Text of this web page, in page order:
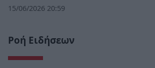
15/06/2026 20:59
Ροή Ειδήσεων